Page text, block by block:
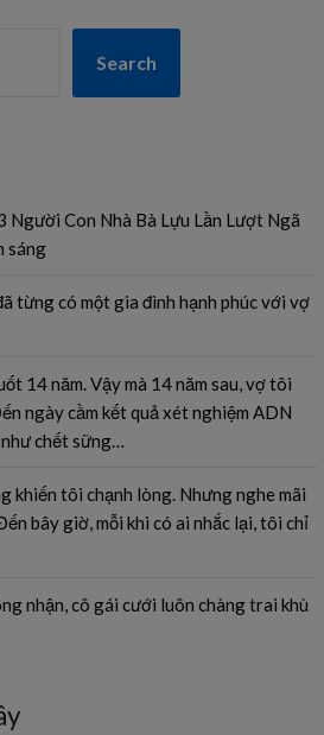
Search
Người Con Nhà Bà Lựu Lần Lượt Ngã
sáng
từng có một gia đình hạnh phúc với vợ
14 năm. Vậy mà 14 năm sau, vợ tôi
ngày cầm kết quả xét nghiệm ADN
chết sững…
khiến tôi chạnh lòng. Nhưng nghe mãi
bây giờ, mỗi khi có ai nhắc lại, tôi chỉ
nhận, cô gái cưới luôn chàng trai khù